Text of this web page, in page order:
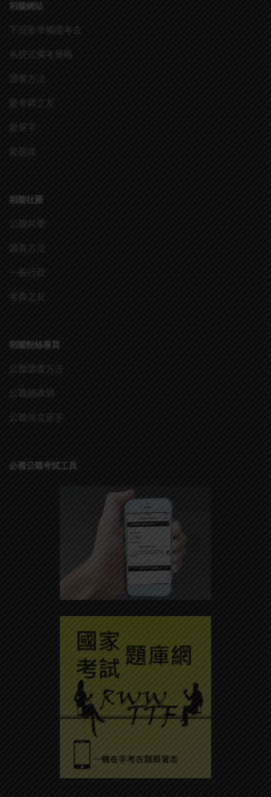
相關網站
下班後準備國考去
系統式備考策略
讀書方法
愛考典之友
愛單字
愛題庫
相關社團
公職共筆
讀書方法
一般行政
考典之友
相關粉絲專頁
公職讀書方法
公職題庫網
公職英文單字
必備公職考試工具